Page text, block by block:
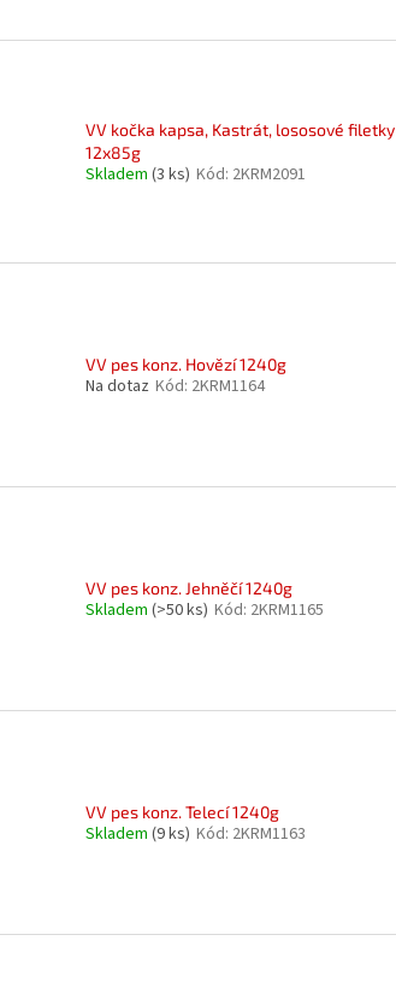
VV kočka kapsa, Kastrát, lososové filetky
12x85g
Skladem (3 ks) Kód: 2KRM2091
VV pes konz. Hovězí 1240g
Na dotaz Kód: 2KRM1164
VV pes konz. Jehněčí 1240g
Skladem (>50 ks) Kód: 2KRM1165
VV pes konz. Telecí 1240g
Skladem (9 ks) Kód: 2KRM1163